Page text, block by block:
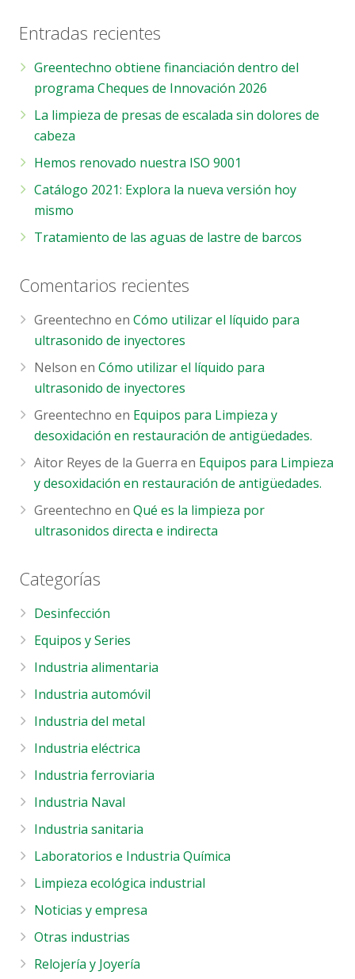
Entradas recientes
Greentechno obtiene financiación dentro del
programa Cheques de Innovación 2026
La limpieza de presas de escalada sin dolores de
cabeza
Hemos renovado nuestra ISO 9001
Catálogo 2021: Explora la nueva versión hoy
mismo
Tratamiento de las aguas de lastre de barcos
Comentarios recientes
Greentechno enCómo utilizar el líquido para
ultrasonido de inyectores
Nelson enCómo utilizar el líquido para
ultrasonido de inyectores
Greentechno en Equipos para Limpieza y
desoxidación en restauración de antigüedades.
Aitor Reyes de la Guerra en Equipos para Limpieza
y desoxidación en restauración de antigüedades.
Greentechno enQué es la limpieza por
ultrasonidos directa e indirecta
Categorías
Desinfección
Equipos y Series
Industria alimentaria
Industria automóvil
Industria del metal
Industria eléctrica
Industria ferroviaria
Industria Naval
Industria sanitaria
Laboratorios e Industria Química
Limpieza ecológica industrial
Noticias y empresa
Otras industrias
Relojería y Joyería